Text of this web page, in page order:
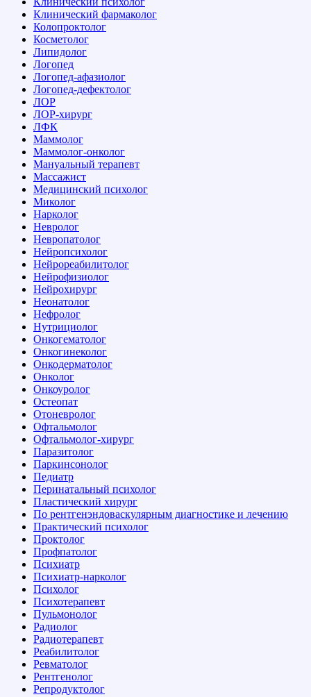
Клинический фармаколог
Колопроктолог
Косметолог
Липидолог
Логопед
Логопед-афазиолог
Логопед-дефектолог
ЛОР
ЛОР-хирург
ЛФК
Маммолог
Маммолог-онколог
Мануальный терапевт
Массажист
Медицинский психолог
Миколог
Нарколог
Невролог
Невропатолог
Нейропсихолог
Нейрореабилитолог
Нейрофизиолог
Нейрохирург
Неонатолог
Нефролог
Нутрициолог
Онкогематолог
Онкогинеколог
Онкодерматолог
Онколог
Онкоуролог
Остеопат
Отоневролог
Офтальмолог
Офтальмолог-хирург
Паразитолог
Паркинсонолог
Педиатр
Перинатальный психолог
Пластический хирург
По рентгенэндоваскулярным диагностике и лечению
Практический психолог
Проктолог
Профпатолог
Психиатр
Психиатр-нарколог
Психолог
Психотерапевт
Пульмонолог
Радиолог
Радиотерапевт
Реабилитолог
Ревматолог
Рентгенолог
Репродуктолог